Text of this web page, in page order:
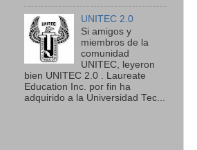
UNITEC 2.0
Si amigos y
miembros de la
comunidad
UNITEC, leyeron
bien UNITEC 2.0 . Laureate
Education Inc. por fin ha
adquirido a la Universidad Tec...